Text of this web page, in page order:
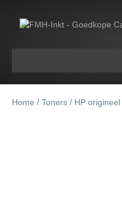
Home / Toners / HP origineel